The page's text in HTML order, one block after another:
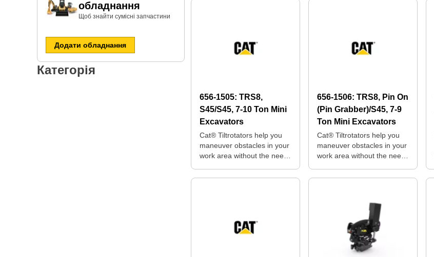
обладнання
Щоб знайти сумісні запчастини​
Додати обладнання
Категорія
656-1505: TRS8,
S45/S45, 7-10 Ton Mini
Excavators
Cat® Tiltrotators help you
maneuver obstacles in your
work area without the need
machine.
656-1506: TRS8, Pin On
(Pin Grabber)/S45, 7-9
Ton Mini Excavators
Cat® Tiltrotators help you
maneuver obstacles in your
work area without the need
machine.